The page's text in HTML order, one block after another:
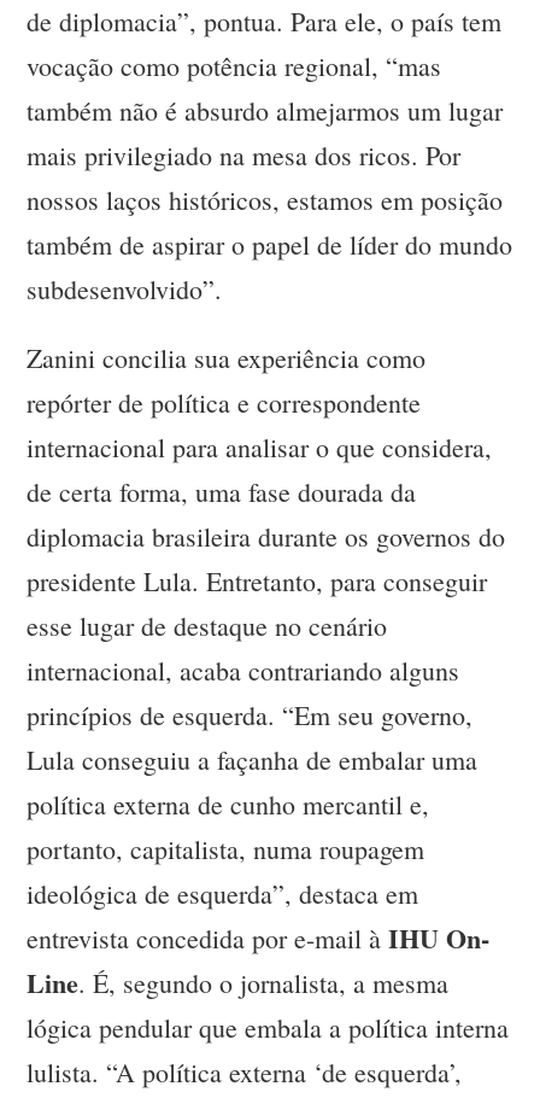
de diplomacia”, pontua. Para ele, o país tem
vocação como potência regional, “mas
também não é absurdo almejarmos um lugar
mais privilegiado na mesa dos ricos. Por
nossos laços históricos, estamos em posição
também de aspirar o papel de líder do mundo
subdesenvolvido”.
Zanini concilia sua experiência como
repórter de política e correspondente
internacional para analisar o que considera,
de certa forma, uma fase dourada da
diplomacia brasileira durante os governos do
presidente Lula. Entretanto, para conseguir
esse lugar de destaque no cenário
internacional, acaba contrariando alguns
princípios de esquerda. “Em seu governo,
Lula conseguiu a façanha de embalar uma
política externa de cunho mercantil e,
portanto, capitalista, numa roupagem
ideológica de esquerda”, destaca em
entrevista concedida por e-mail àIHU On-
Line. É, segundo o jornalista, a mesma
lógica pendular que embala a política interna
lulista. “A política externa ‘de esquerda’,